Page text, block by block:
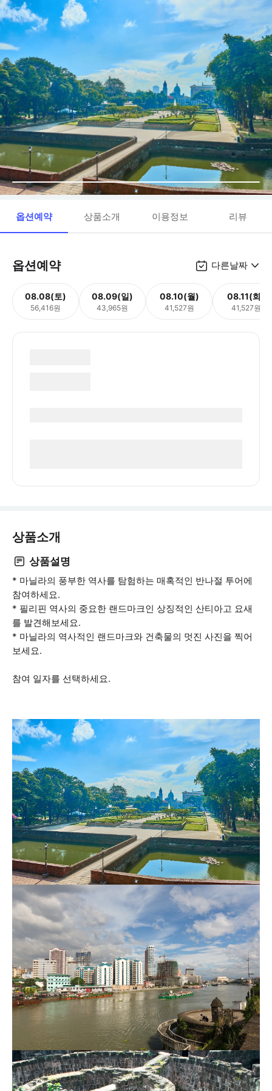
옵션예약 상품소개 이용정보 리뷰
옵션예약 다른날짜
08.08(토)
56,416원
08.09(일)
43,965원
08.10(월)
41,527원
08.11(화)
41,527원
상품소개
상품설명
* 마닐라의 풍부한 역사를 탐험하는 매혹적인 반나절 투어에
참여하세요.
* 필리핀 역사의 중요한 랜드마크인 상징적인 산티아고 요새
를 발견해보세요.
* 마닐라의 역사적인 랜드마크와 건축물의 멋진 사진을 찍어
보세요.
참여 일자를 선택하세요.